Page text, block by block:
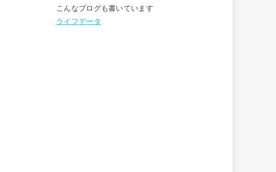
こんなブログも書いています
ライフデータ